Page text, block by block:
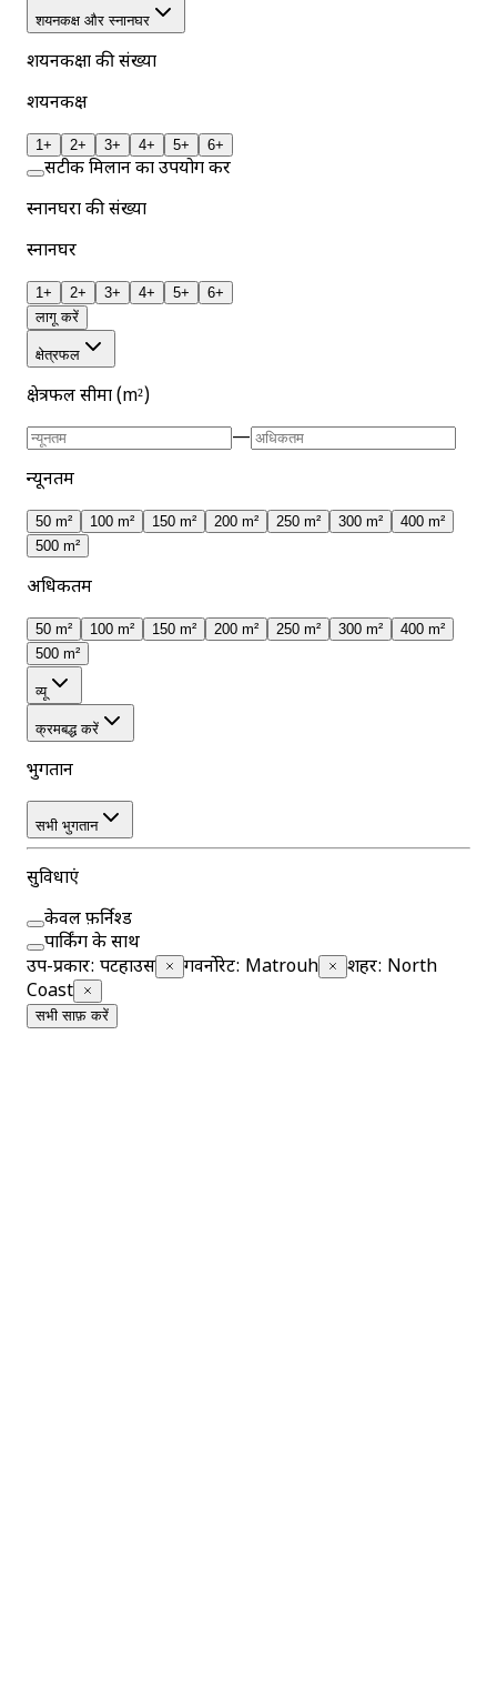
शयनकक्ष और स्नानघर
शयनकक्षों की संख्या
शयनकक्ष
1+ 2+ 3+ 4+ 5+ 6+
सटीक मिलान का उपयोग करें
स्नानघरों की संख्या
स्नानघर
1+ 2+ 3+ 4+ 5+
6+
लागू करें
क्षेत्रफल
क्षेत्रफल सीमा (m²)
—
न्यूनतम
50 m² 100 m² 150 m² 200 m² 250 m² 300 m²
400 m²
500 m²
अधिकतम
50 m² 100 m² 150 m² 200 m² 250 m² 300 m²
400 m²
500 m²
व्यू
क्रमबद्ध करें
भुगतान
सभी भुगतान
सुविधाएं
केवल फ़र्निश्ड
पार्किंग के साथ
उप-प्रकार: पेंटहाउस गवर्नोरेट: Matrouh शहर: North
Coast
सभी साफ़ करें